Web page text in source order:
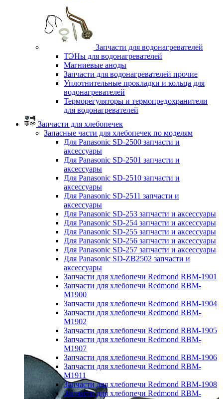
Запчасти для водонагревателей
ТЭНы для водонагревателей
Магниевые аноды
Запчасти для водонагревателей прочие
Уплотнительные прокладки и кольца для
водонагревателей
Терморегуляторы и термопредохранители
для водонагревателей
Запчасти для хлебопечек
Запасные части для хлебопечек по моделям
Для Panasonic SD-2500 запчасти и
аксессуары
Для Panasonic SD-2501 запчасти и
аксессуары
Для Panasonic SD-2510 запчасти и
аксессуары
Для Panasonic SD-2511 запчасти и
аксессуары
Для Panasonic SD-253 запчасти и аксессуары
Для Panasonic SD-254 запчасти и аксессуары
Для Panasonic SD-255 запчасти и аксессуары
Для Panasonic SD-256 запчасти и аксессуары
Для Panasonic SD-257 запчасти и аксессуары
Для Panasonic SD-ZB2502 запчасти и
аксессуары
Запчасти для хлебопечи Redmond RBM-1901
Запчасти для хлебопечи Redmond RBM-
M1900
Запчасти для хлебопечи Redmond RBM-1904
Запчасти для хлебопечи Redmond RBM-
M1902
Запчасти для хлебопечи Redmond RBM-1905
Запчасти для хлебопечи Redmond RBM-
M1907
Запчасти для хлебопечи Redmond RBM-1906
Запчасти для хлебопечи Redmond RBM-
M1911
Запчасти для хлебопечи Redmond RBM-1908
Запчасти для хлебопечи Redmond RBM-